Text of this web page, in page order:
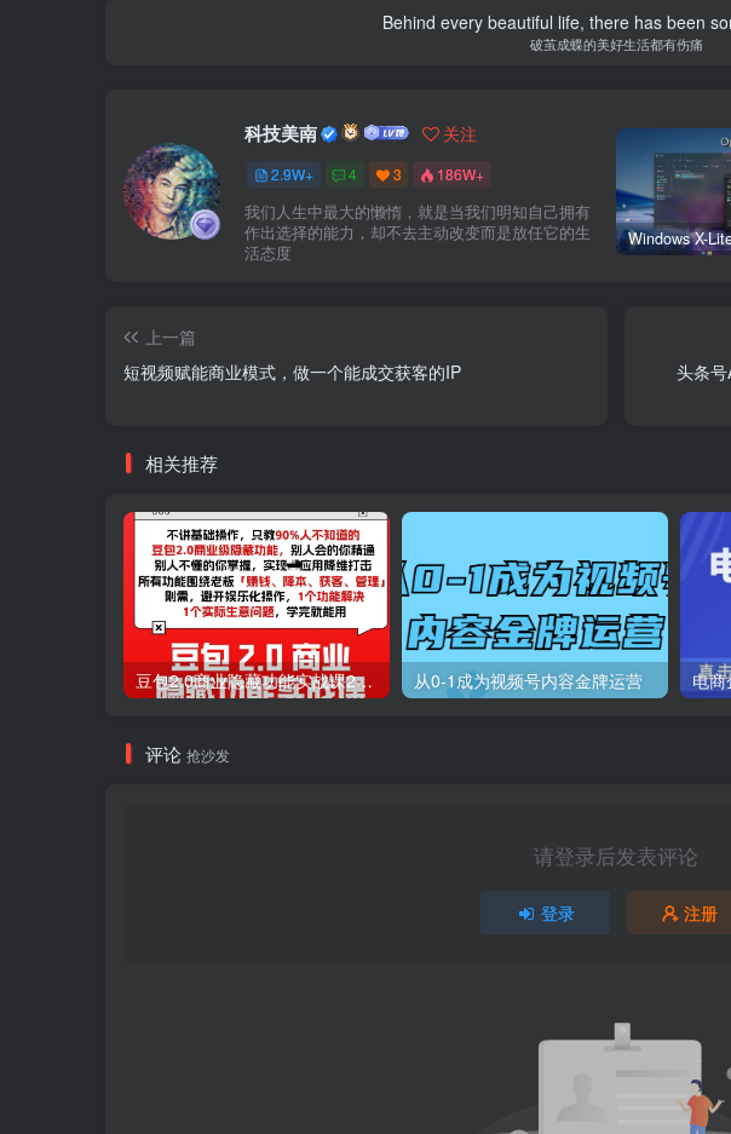
Behind every beautiful life, there has been
破茧成蝶的美好生活都有伤痛
科技美南 关注
2.9W+ 4 3 186W+
我们人生中最大的懒惰，就是当我们明知自己拥有
作出选择的能力，却不去主动改变而是放任它的生
活态度
上一篇
短视频赋能商业模式，做一个能成交获客的IP
头条
相关推荐
豆包2.0商业隐藏功能实战课2026，1个功能解决1个实际生意问题，学完就能用 从0-1成为视频号内容金牌运营
评论 抢沙发
请登录后发表评论
登录 注册